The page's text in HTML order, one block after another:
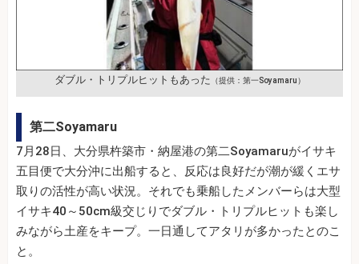
ダブル・トリプルヒットもあった （提供：第一Soyamaru）
第二Soyamaru
7月28日、大分県杵築市・納屋港の第二Soyamaruがイサキ
五目便で大分沖に出船すると、反応は良好だが潮が緩くエサ
取りの活性が高い状況。それでも乗船したメンバーらは大型
イサキ40～50cm級交じりでダブル・トリプルヒットも楽し
みながら土産をキープ。一日通してアタリが多かったとのこ
と。